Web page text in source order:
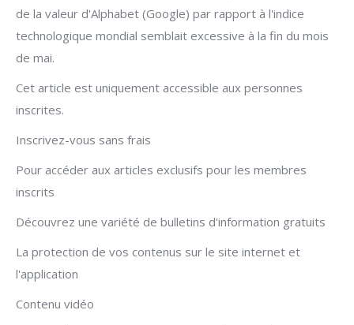
de la valeur d'Alphabet (Google) par rapport à l'indice
technologique mondial semblait excessive à la fin du mois
de mai.
Cet article est uniquement accessible aux personnes
inscrites.
Inscrivez-vous sans frais
Pour accéder aux articles exclusifs pour les membres
inscrits
Découvrez une variété de bulletins d'information gratuits
La protection de vos contenus sur le site internet et
l'application
Contenu vidéo